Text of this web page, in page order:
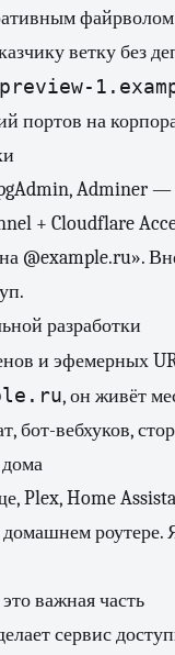
файрволом
ветку без
preview-
портов на
Adminer —
+ Cloudflare
@example.ru».
разработки
и эфемерных
, он живёт
бот-вебхуков,
Plex, Home
важная часть
сервис